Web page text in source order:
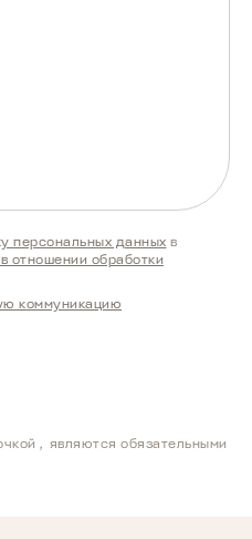
персональных данных в
отношении обработки
коммуникацию
являются обязательными